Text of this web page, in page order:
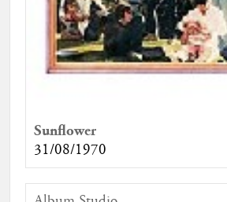
Sunflower
31/08/1970